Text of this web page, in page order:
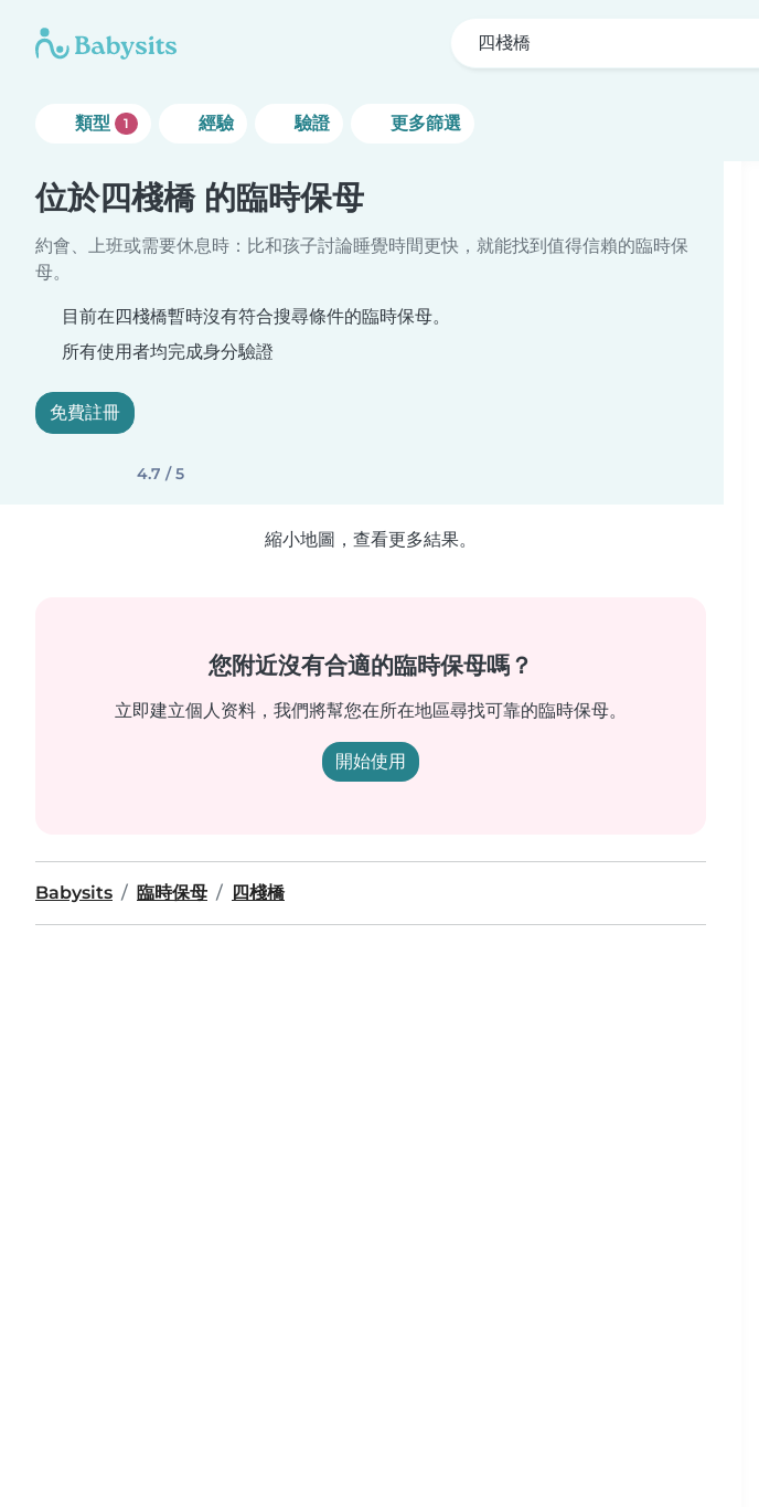
四棧橋
類型 1 經驗 驗證 更多篩選
位於四棧橋 的臨時保母
約會、上班或需要休息時：比和孩子討論睡覺時間更快，就能找到值得信賴的臨時保
母。
目前在四棧橋暫時沒有符合搜尋條件的臨時保母。
所有使用者均完成身分驗證
免費註冊
4.7 / 5
縮小地圖，查看更多結果。
您附近沒有合適的臨時保母嗎？
立即建立個人资料，我們將幫您在所在地區尋找可靠的臨時保母。
開始使用
Babysits 臨時保母 四棧橋